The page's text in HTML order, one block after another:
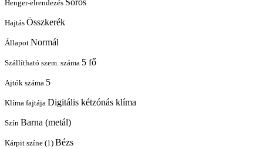
Henger-elrendezés Soros
Hajtás Összkerék
Állapot Normál
Szállítható szem. száma 5 fő
Ajtók száma 5
Klíma fajtája Digitális kétzónás klíma
Szín Barna (metál)
Kárpit színe (1) Bézs